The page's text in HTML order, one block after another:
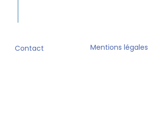
Contact Mentions légales